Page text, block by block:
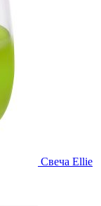
Свеча Ellie